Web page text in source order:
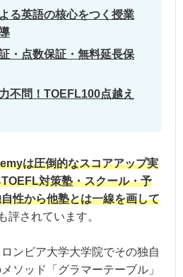
込55,000円 ⇒ 最大無料
会キャンペーン、点数保証（無料
応可（オンライン授業、収録動画
る英語の核心をつく授業
・点数保証・無料延長保
不問！TOEFL100点越え
は圧倒的なスコアアップ実
対策塾・スクール・予
性から他塾とは一線を画して
評されています。
ンビア大学大学院でその独自
ソッド「グラマーテーブル」